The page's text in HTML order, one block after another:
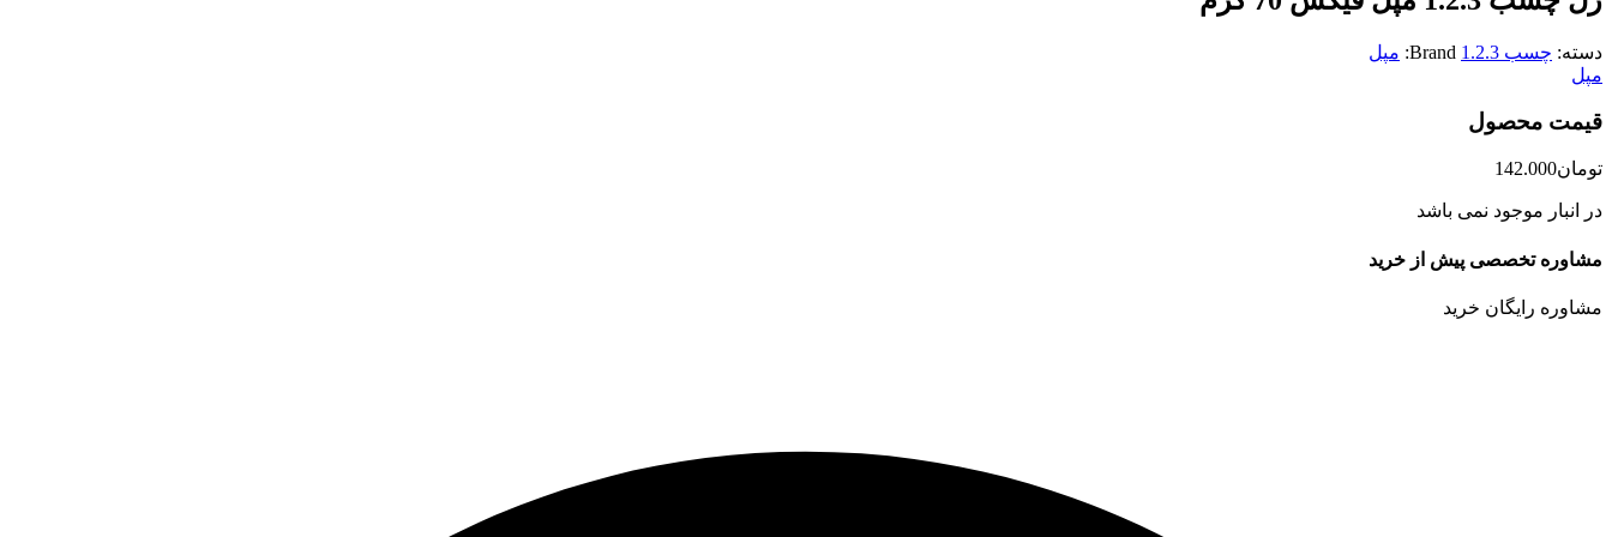
دسته: چسب 1.2.3 Brand: مپل
مپل
قیمت محصول
تومان142.000
در انبار موجود نمی باشد
مشاوره تخصصی پیش از خرید
مشاوره رایگان خرید